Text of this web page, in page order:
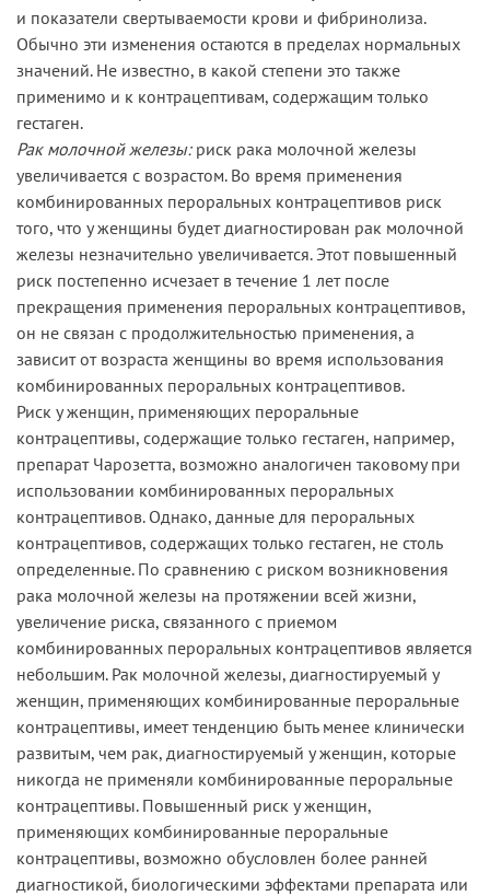
и показатели свертываемости крови и фибринолиза.
Обычно эти изменения остаются в пределах нормальных
значений. Не известно, в какой степени это также
применимо и к контрацептивам, содержащим только
гестаген.
Рак молочной железы:риск рака молочной железы
увеличивается с возрастом. Во время применения
комбинированных пероральных контрацептивов риск
того, что у женщины будет диагностирован рак молочной
железы незначительно увеличивается. Этот повышенный
риск постепенно исчезает в течение 1 лет после
прекращения применения пероральных контрацептивов,
он не связан с продолжительностью применения, а
зависит от возраста женщины во время использования
комбинированных пероральных контрацептивов.
Риск у женщин, применяющих пероральные
контрацептивы, содержащие только гестаген, например,
препарат Чарозетта, возможно аналогичен таковому при
использовании комбинированных пероральных
контрацептивов. Однако, данные для пероральных
контрацептивов, содержащих только гестаген, не столь
определенные. По сравнению с риском возникновения
рака молочной железы на протяжении всей жизни,
увеличение риска, связанного с приемом
комбинированных пероральных контрацептивов является
небольшим. Рак молочной железы, диагностируемый у
женщин, применяющих комбинированные пероральные
контрацептивы, имеет тенденцию быть менее клинически
развитым, чем рак, диагностируемый у женщин, которые
никогда не применяли комбинированные пероральные
контрацептивы. Повышенный риск у женщин,
применяющих комбинированные пероральные
контрацептивы, возможно обусловлен более ранней
диагностикой, биологическими эффектами препарата или